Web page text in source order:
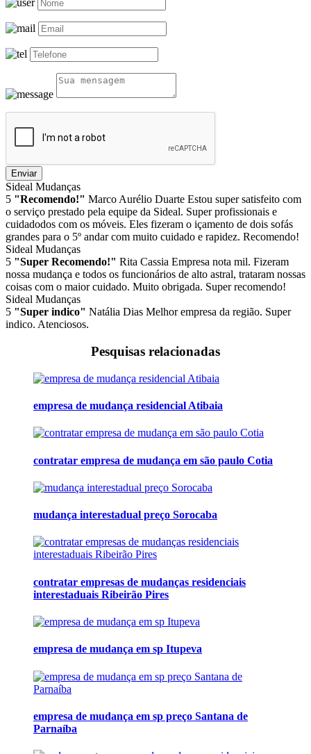
Enviar
Sideal Mudanças
5 "Recomendo!" Marco Aurélio Duarte Estou super satisfeito com
o serviço prestado pela equipe da Sideal. Super profissionais e
cuidadodos com os móveis. Eles fizeram o içamento de dois sofás
grandes para o 5º andar com muito cuidado e rapidez. Recomendo!
Sideal Mudanças
5 "Super Recomendo!" Rita Cassia Empresa nota mil. Fizeram
nossa mudança e todos os funcionários de alto astral, trataram nossas
coisas com o maior cuidado. Muito obrigada. Super recomendo!
Sideal Mudanças
5 "Super indico" Natália Dias Melhor empresa da região. Super
indico. Atenciosos.
Pesquisas relacionadas
empresa de mudança residencial Atibaia
contratar empresa de mudança em são paulo Cotia
mudança interestadual preço Sorocaba
contratar empresas de mudanças residenciais
interestaduais Ribeirão Pires
empresa de mudança em sp Itupeva
empresa de mudança em sp preço Santana de
Parnaíba